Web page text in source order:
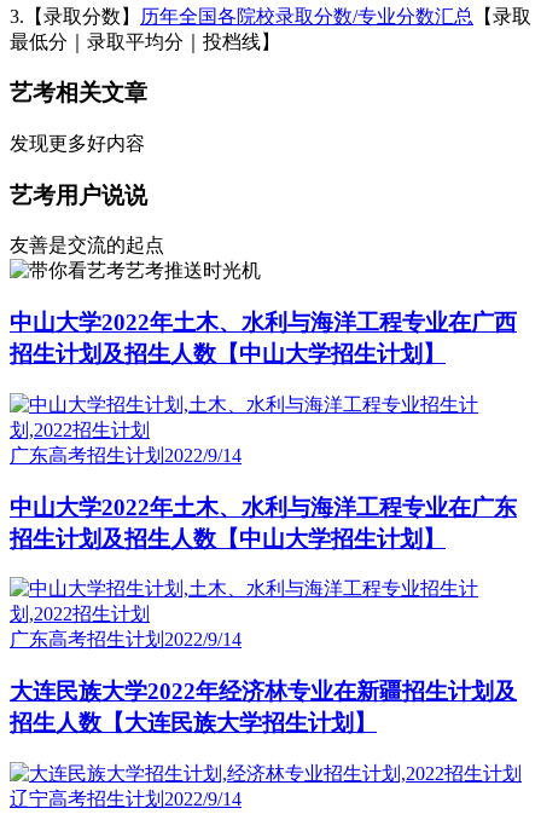
3.【录取分数】 历年全国各院校录取分数/专业分数汇总
【录取
最低分｜录取平均分｜投档线】
艺考相关文章
发现更多好内容
艺考用户说说
友善是交流的起点
艺考推送时光机
中山大学2022年土木、水利与海洋工程专业在广西
招生计划及招生人数【中山大学招生计划】
广东高考招生计划 2022/9/14
中山大学2022年土木、水利与海洋工程专业在广东
招生计划及招生人数【中山大学招生计划】
广东高考招生计划 2022/9/14
大连民族大学2022年经济林专业在新疆招生计划及
招生人数【大连民族大学招生计划】
辽宁高考招生计划 2022/9/14